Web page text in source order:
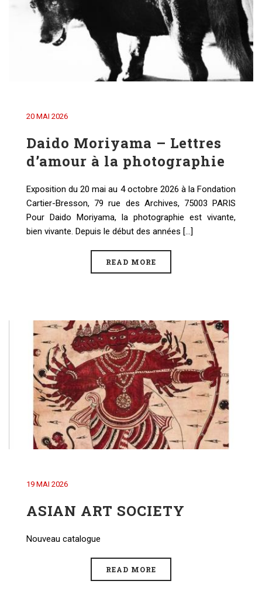
20 MAI 2026
Daido Moriyama – Lettres
d’amour à la photographie
Exposition du 20 mai au 4 octobre 2026 à la Fondation
Cartier-Bresson, 79 rue des Archives, 75003 PARIS
Pour Daido Moriyama, la photographie est vivante,
bien vivante. Depuis le début des années [...]
READ MORE
19 MAI 2026
ASIAN ART SOCIETY
Nouveau catalogue
READ MORE